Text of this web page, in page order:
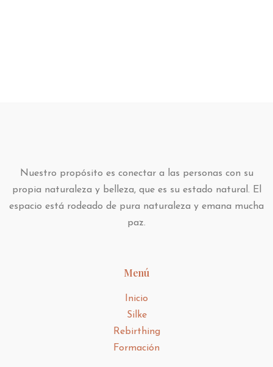
Nuestro propósito es conectar a las personas con su
propia naturaleza y belleza, que es su estado natural. El
espacio está rodeado de pura naturaleza y emana mucha
paz.
Menú
Inicio
Silke
Rebirthing
Formación